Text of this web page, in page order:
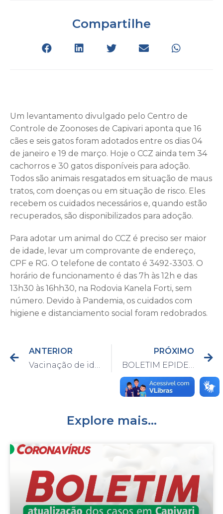
Compartilhe
Um levantamento divulgado pelo Centro de
Controle de Zoonoses de Capivari aponta que 16
cães e seis gatos foram adotados entre os dias 04
de janeiro e 19 de março. Hoje o CCZ ainda tem 34
cachorros e 30 gatos disponíveis para adoção.
Todos são animais resgatados em situação de maus
tratos, com doenças ou em situação de risco. Eles
recebem os cuidados necessários e, quando estão
recuperados, são disponibilizados para adoção.
Para adotar um animal do CCZ é preciso ser maior
de idade, levar um comprovante de endereço,
CPF e RG. O telefone de contato é 3492-3303. O
horário de funcionamento é das 7h às 12h e das
13h30 às 16hh30, na Rodovia Kanela Forti, sem
número. Devido à Pandemia, os cuidados com
higiene e distanciamento social foram redobrados.
ANTERIOR
Vacinação de idosos entre 72 e 74 anos, assistentes sociais e nutricionistas começa na semana que vem
PRÓXIMO
BOLETIM EPIDEMIOLÓGICO DO DIA 19/03/2021
Explore mais...